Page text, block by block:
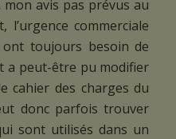
avis pas prévus au
l’urgence commerciale
toujours besoin de
a peut-être pu modifier
cahier des charges du
donc parfois trouver
sont utilisés dans un